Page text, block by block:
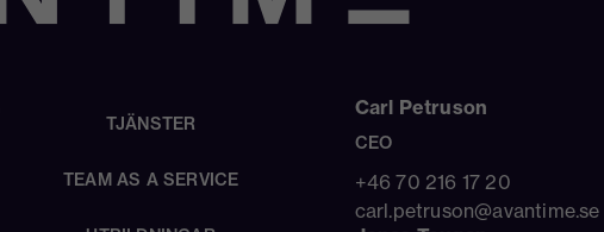
TJÄNSTER
TEAM AS A SERVICE
Carl Petruson
CEO
+46 70 216 17 20
carl.petruson@avantime.se